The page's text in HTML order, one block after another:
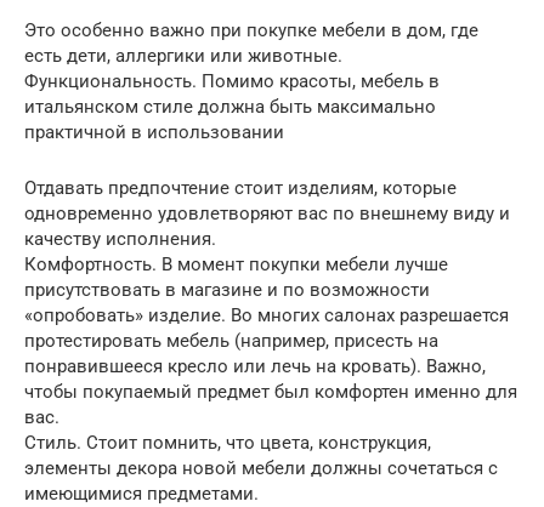
Это особенно важно при покупке мебели в дом, где
есть дети, аллергики или животные.
Функциональность. Помимо красоты, мебель в
итальянском стиле должна быть максимально
практичной в использовании
Отдавать предпочтение стоит изделиям, которые
одновременно удовлетворяют вас по внешнему виду и
качеству исполнения.
Комфортность. В момент покупки мебели лучше
присутствовать в магазине и по возможности
«опробовать» изделие. Во многих салонах разрешается
протестировать мебель (например, присесть на
понравившееся кресло или лечь на кровать). Важно,
чтобы покупаемый предмет был комфортен именно для
вас.
Стиль. Стоит помнить, что цвета, конструкция,
элементы декора новой мебели должны сочетаться с
имеющимися предметами.